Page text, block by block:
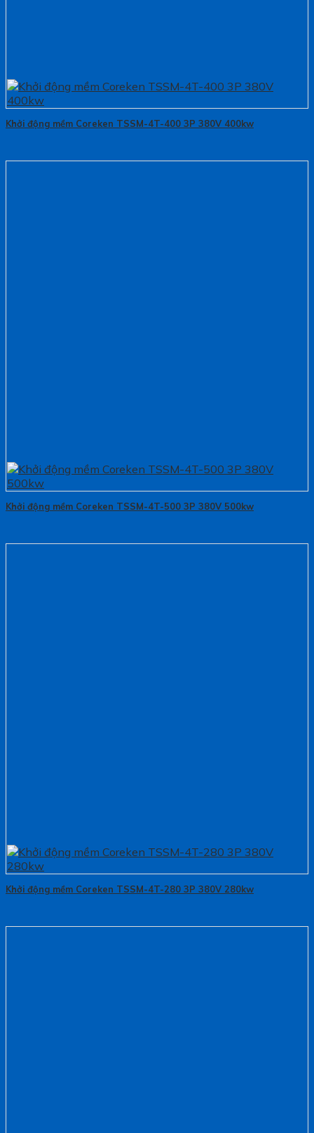
Khởi động mềm Coreken TSSM-4T-400 3P 380V 400kw
Khởi động mềm Coreken TSSM-4T-500 3P 380V 500kw
Khởi động mềm Coreken TSSM-4T-280 3P 380V 280kw